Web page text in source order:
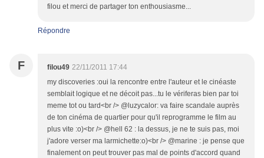
filou et merci de partager ton enthousiasme...
Répondre
F filou49 22/11/2011 17:44
my discoveries :oui la rencontre entre l'auteur et le cinéaste
semblait logique et ne décoit pas...tu le vériferas bien par toi
meme tot ou tard<br /> @luzycalor: va faire scandale auprès
de ton cinéma de quartier pour qu'il reprogramme le film au
plus vite :o)<br /> @hell 62 : la dessus, je ne te suis pas, moi
j'adore verser ma larmichette:o)<br /> @marine : je pense que
finalement on peut trouver pas mal de points d'accord quand